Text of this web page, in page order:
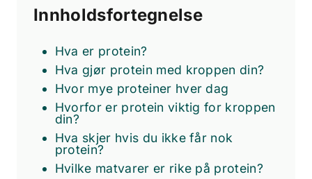
Innholdsfortegnelse
Hva er protein?
Hva gjør protein med kroppen din?
Hvor mye proteiner hver dag
Hvorfor er protein viktig for kroppen
din?
Hva skjer hvis du ikke får nok
protein?
Hvilke matvarer er rike på protein?